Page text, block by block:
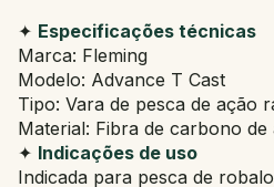
✦ Especificações técnicas
Marca: Fleming
Modelo: Advance T Cast
Tipo: Vara de pesca de ação
Material: Fibra de carbono de
✦ Indicações de uso
Indicada para pesca de